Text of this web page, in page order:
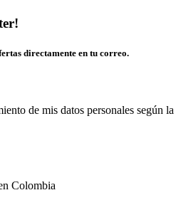
directamente en tu correo.
de mis datos personales según la
Colombia